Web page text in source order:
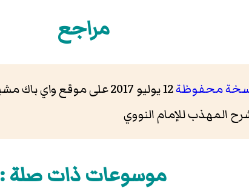
مراجع
محفوظة12 يوليو 2017 على موقع واي باك مشين.
المهذب للإمام النووي
موسوعات ذات صلة :